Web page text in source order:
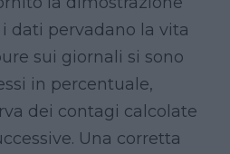
dati pervadano la vita
sui giornali si sono
in percentuale,
dei contagi calcolate
Una corretta